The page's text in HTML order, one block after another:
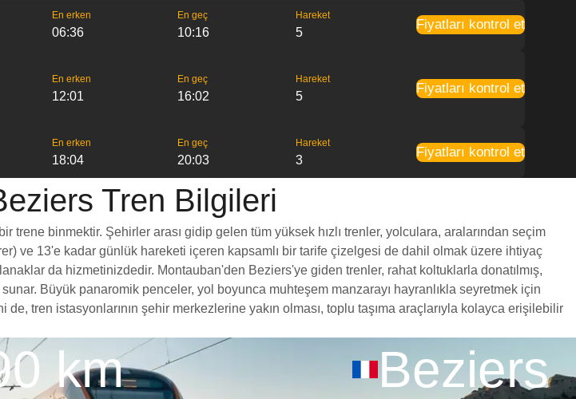
En erken
06:36
En geç
10:16
Hareket
5
Fiyatları kontrol et
En erken
12:01
En geç
16:02
Hareket
5
Fiyatları kontrol et
En erken
18:04
En geç
20:03
Hareket
3
Fiyatları kontrol et
Tren Bilgileri
binmektir. Şehirler arası gidip gelen tüm yüksek hızlı trenler, yolculara, aralarından seçim
ve 13'e kadar günlük hareketi içeren kapsamlı bir tarife çizelgesi de dahil olmak üzere ihtiyaç
da hizmetinizdedir. Montauban'den Beziers'ye giden trenler, rahat koltuklarla donatılmış,
Büyük panaromik penceler, yol boyunca muhteşem manzarayı hayranlıkla seyretmek için
tren istasyonlarının şehir merkezlerine yakın olması, toplu taşıma araçlarıyla kolayca erişilebilir
km Beziers